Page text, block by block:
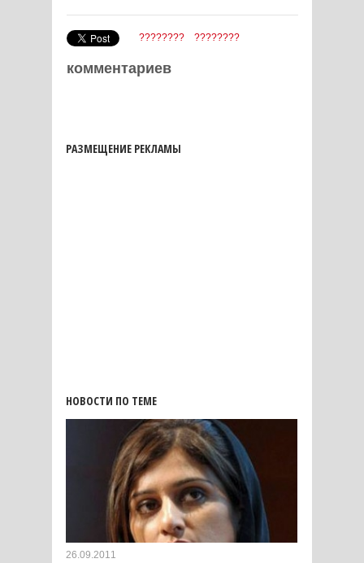
???????? ????????
комментариев
РАЗМЕЩЕНИЕ РЕКЛАМЫ
НОВОСТИ ПО ТЕМЕ
26.09.2011